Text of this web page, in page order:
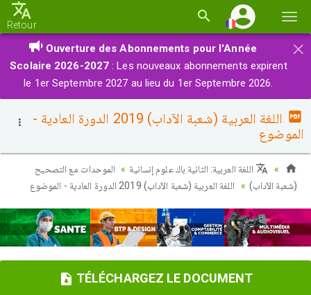
la
Retour
×
Ouverture des Abonnements pour l'Année
Scolaire 2026-2027 : Les nouveaux abonnements expirent
le 1er Septembre 2027 au lieu du 1er Septembre 2026.
اللغة العربية (شعبة الآداب) 2019 الدورة العادية -
الموضوع
اللغة العربية: الثانية باك علوم إنسانية
الموحدات مع التصحيح
(شعبة الآداب)
اللغة العربية (شعبة الآداب) 2019 الدورة العادية - الموضوع
TÉLÉCHARGEZ LE DOCUMENT